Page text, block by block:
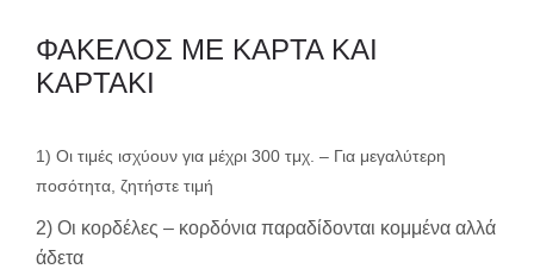
ΦΑΚΕΛΟΣ ΜΕ ΚΑΡΤΑ ΚΑΙ
ΚΑΡΤΑΚΙ
1) Οι τιμές ισχύουν για μέχρι 300 τμχ. – Για μεγαλύτερη
ποσότητα, ζητήστε τιμή
2) Οι κορδέλες – κορδόνια παραδίδονται κομμένα αλλά
άδετα